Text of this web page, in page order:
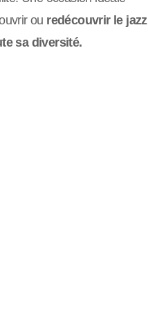
ou redécouvrir le jazz
sa diversité.